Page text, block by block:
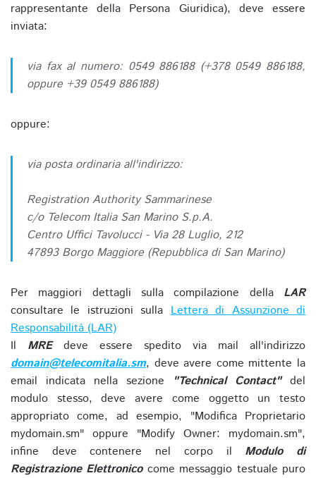
rappresentante della Persona Giuridica), deve essere
inviata:
via fax al numero: 0549 886188 (+378 0549 886188,
oppure +39 0549 886188)
oppure:
via posta ordinaria all'indirizzo:
Registration Authority Sammarinese
c/o Telecom Italia San Marino S.p.A.
Centro Uffici Tavolucci - Via 28 Luglio, 212
47893 Borgo Maggiore (Repubblica di San Marino)
Per maggiori dettagli sulla compilazione della LAR
consultare le istruzioni sullaLettera di Assunzione di
Responsabilità (LAR)
Il MREdeve essere spedito via mail all'indirizzo
domain@telecomitalia.sm, deve avere come mittente la
email indicata nella sezione
"Technical Contact"del
modulo stesso, deve avere come oggetto un testo
appropriato come, ad esempio, "Modifica Proprietario
mydomain.sm" oppure "Modify Owner: mydomain.sm",
infine deve contenere nel corpo il Modulo di
Registrazione Elettronicocome messaggio testuale puro